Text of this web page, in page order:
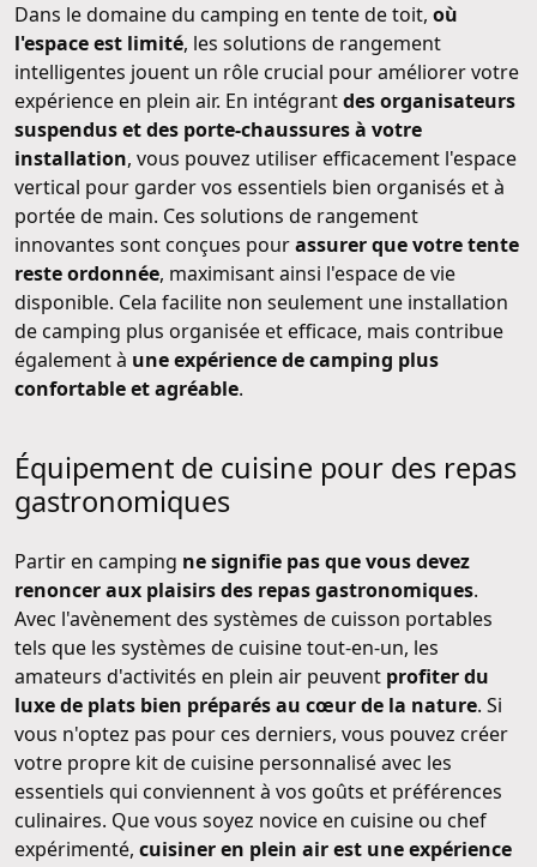
Dans le domaine du camping en tente de toit, où
l'espace est limité, les solutions de rangement
intelligentes jouent un rôle crucial pour améliorer votre
expérience en plein air. En intégrantdes organisateurs
suspendus et des porte-chaussures à votre
installation, vous pouvez utiliser efficacement l'espace
vertical pour garder vos essentiels bien organisés et à
portée de main. Ces solutions de rangement
innovantes sont conçues pourassurer que votre tente
reste ordonnée, maximisant ainsi l'espace de vie
disponible. Cela facilite non seulement une installation
de camping plus organisée et efficace, mais contribue
également à une expérience de camping plus
confortable et agréable.
Équipement de cuisine pour des repas
gastronomiques
Partir en camping ne signifie pas que vous devez
renoncer aux plaisirs des repas gastronomiques.
Avec l'avènement des systèmes de cuisson portables
tels que les systèmes de cuisine tout-en-un, les
amateurs d'activités en plein air peuvent profiter du
luxe de plats bien préparés au cœur de la nature. Si
vous n'optez pas pour ces derniers, vous pouvez créer
votre propre kit de cuisine personnalisé avec les
essentiels qui conviennent à vos goûts et préférences
culinaires. Que vous soyez novice en cuisine ou chef
expérimenté, cuisiner en plein air est une expérience